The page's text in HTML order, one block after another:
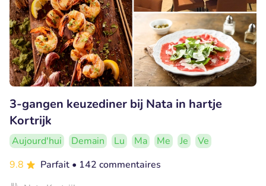
3-gangen keuzediner bij Nata in hartje
Kortrijk
Aujourd'hui Demain Lu Ma Me Je
Ve
9.8
Parfait • 142 commentaires